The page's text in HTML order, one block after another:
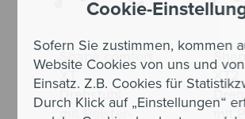
Cookie-
Sofern Sie zustimmen, kommen
Website Cookies von uns und
Einsatz. Z.B. Cookies für
Durch Klick auf „Einstellungen“
Shape comfort
XT
Drehstuhl
mit Polster-
XT2
mit